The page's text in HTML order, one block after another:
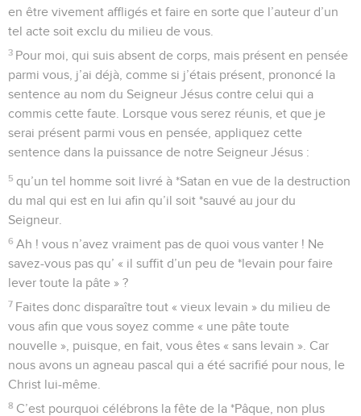
en être vivement affligés et faire en sorte que l’auteur d’un
tel acte soit exclu du milieu de vous.
3 Pour moi, qui suis absent de corps, mais présent en pensée
parmi vous, j’ai déjà, comme si j’étais présent, prononcé la
sentence au nom du Seigneur Jésus contre celui qui a
commis cette faute. Lorsque vous serez réunis, et que je
serai présent parmi vous en pensée, appliquez cette
sentence dans la puissance de notre Seigneur Jésus :
5 qu’un tel homme soit livré à *Satan en vue de la destruction
du mal qui est en lui afin qu’il soit *sauvé au jour du
Seigneur.
6 Ah ! vous n’avez vraiment pas de quoi vous vanter ! Ne
savez-vous pas qu’ « il suffit d’un peu de *levain pour faire
lever toute la pâte » ?
7 Faites donc disparaître tout « vieux levain » du milieu de
vous afin que vous soyez comme « une pâte toute
nouvelle », puisque, en fait, vous êtes « sans levain ». Car
nous avons un agneau pascal qui a été sacrifié pour nous, le
Christ lui-même.
8 C’est pourquoi célébrons la fête de la *Pâque, non plus